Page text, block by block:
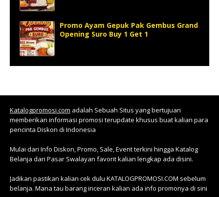
Promo Ayam Gepuk Pak Gembus Grand
Opening Suro Buy 1 Get 1
Katalogpromosi.com adalah Sebuah Situs yang bertujuan
memberikan informasi promosi terupdate khusus buat kalian para
pencinta Diskon di Indonesia
Mulai dari Info Diskon, Promo, Sale, Event terkini hingga Katalog
Belanja dari Pasar Swalayan favorit kalian lengkap ada disini.
Jadikan pastikan kalian cek dulu KATALOGPROMOSI.COM sebelum
belanja. Mana tau barang inceran kalian ada info promonya di sini